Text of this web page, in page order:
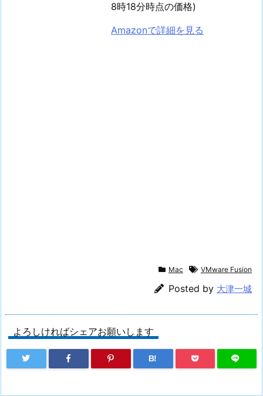
8時18分時点の価格)
Amazonで詳細を見る
Mac VMware Fusion
Posted by 大津一城
よろしければシェアお願いします
B!